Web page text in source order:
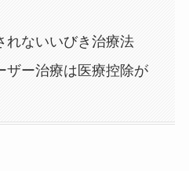
れないいびき治療法
ザー治療は医療控除が